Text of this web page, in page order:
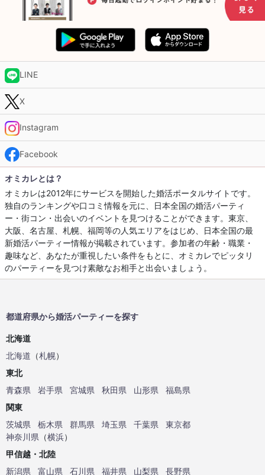
LINE
X
Instagram
Facebook
オミカレとは？
オミカレは2012年にサービスを開始した婚活ポータルサイトです。
独自のランキングや口コミ情報を元に、日本全国の婚活パーティ
ー・街コン・出会いのイベントを見つけることができます。東京、
大阪、名古屋、札幌、福岡等の人気エリアをはじめ、日本全国の最
新婚活パーティー情報が掲載されています。参加者の年齢・職業・
趣味など、あなたが重視したい条件をもとに、オミカレでピッタリ
のパーティーを見つけ素敵なお相手と出会いましょう。
都道府県から婚活パーティーを探す
北海道
北海道 （札幌）
東北
青森県
岩手県 宮城県 秋田県 山形県
福島県
関東
茨城県
栃木県 群馬県 埼玉県 千葉県
東京都
神奈川県 （横浜）
甲信越・北陸
新潟県
富山県 石川県 福井県 山梨県
長野県